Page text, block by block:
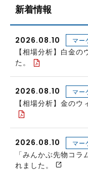
新着情報
2026.08.10 マー
【相場分析】白金
た。
2026.08.10 マー
【相場分析】金のウ
2026.08.10 マー
「みんかぶ先物コ
れました。